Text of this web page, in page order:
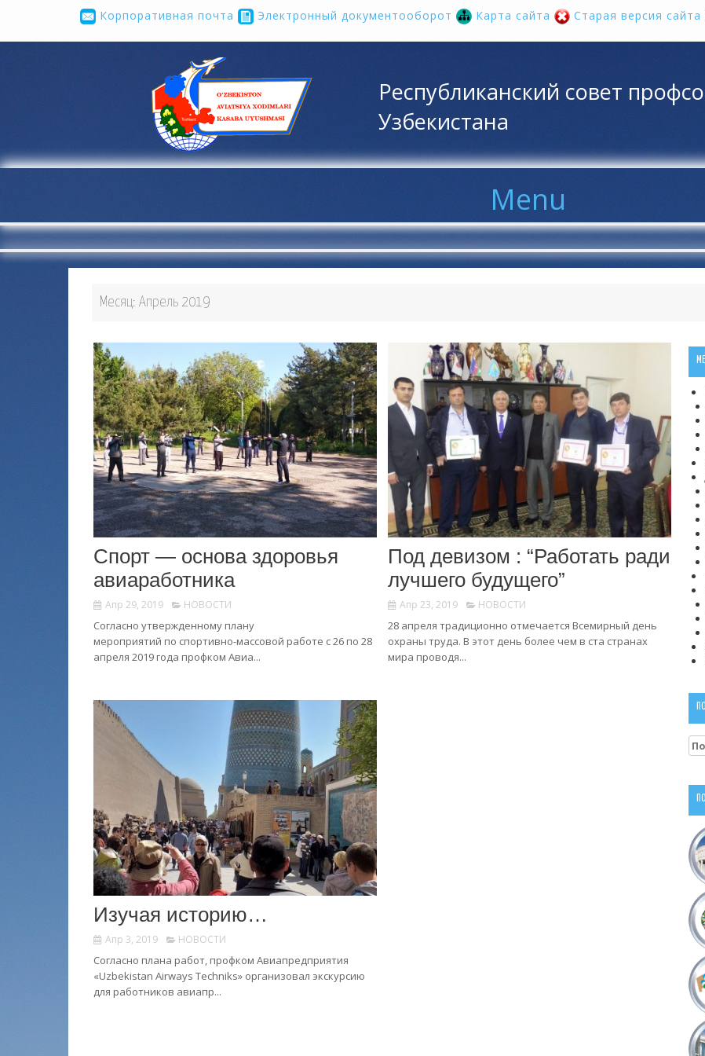
Корпоративная почта Электронный документооборот Карта сайта Старая версия сайта
Республиканский совет
Узбекистана
Menu
Месяц: Апрель 2019
Спорт — основа здоровья
авиаработника
Апр 29, 2019 НОВОСТИ
Согласно утвержденному плану
мероприятий по спортивно-массовой работе с 26 по 28
апреля 2019 года профком Авиа...
Под девизом : “Работать ради
лучшего будущего”
Апр 23, 2019 НОВОСТИ
28 апреля традиционно отмечается Всемирный день
охраны труда. В этот день более чем в ста странах
мира проводя...
Изучая историю…
Апр 3, 2019 НОВОСТИ
Cогласно плана работ, профком Авиапредприятия
«Uzbekistan Airways Techniks» организовал экскурсию
для работников авиапр...